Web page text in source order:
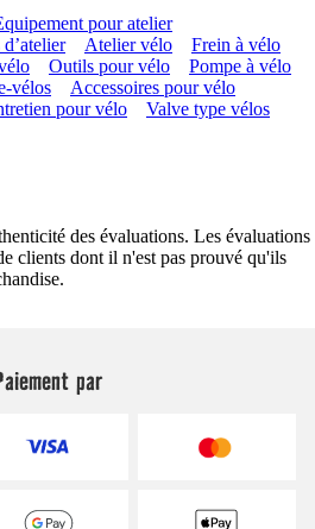
pour atelier
Atelier vélo
Frein à vélo
Outils pour vélo
Pompe à vélo
vélos
Accessoires pour vélo
pour vélo Valve type vélos
des évaluations. Les évaluations
clients dont il n'est pas prouvé qu'ils
par